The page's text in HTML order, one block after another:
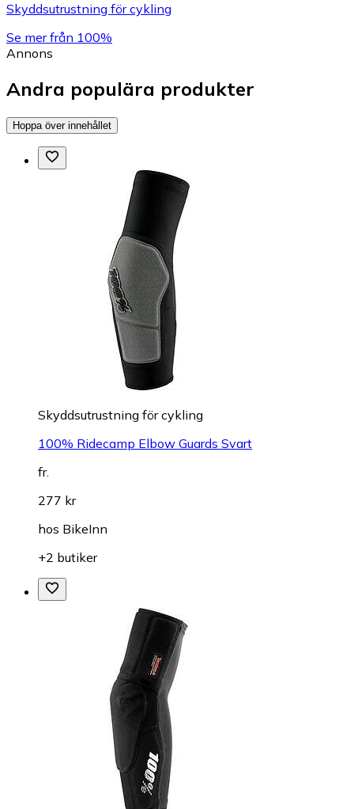
Skyddsutrustning för cykling
Se mer från 100%
Annons
Andra populära produkter
Hoppa över innehållet
Skyddsutrustning för cykling
100% Ridecamp Elbow Guards Svart
fr.
277 kr
hos BikeInn
+2 butiker